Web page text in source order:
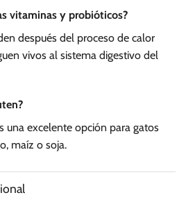
vitaminas y probióticos?
después del proceso de calor
vivos al sistema digestivo del
una excelente opción para gatos
maíz o soja.